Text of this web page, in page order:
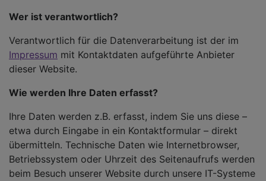
Wer ist verantwortlich?
Verantwortlich für die Datenverarbeitung ist der im
Impressum mit Kontaktdaten aufgeführte Anbieter
dieser Website.
Wie werden Ihre Daten erfasst?
Ihre Daten werden z.B. erfasst, indem Sie uns diese –
etwa durch Eingabe in ein Kontaktformular – direkt
übermitteln. Technische Daten wie Internetbrowser,
Betriebssystem oder Uhrzeit des Seitenaufrufs werden
beim Besuch unserer Website durch unsere IT-Systeme